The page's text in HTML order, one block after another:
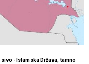
sivo - Islamska Država; tamno